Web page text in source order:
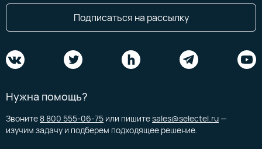
Подписаться на рассылку
Нужна помощь?
Звоните 8 800 555-06-75 или пишитеsales@selectel.ru—
изучим задачу и подберем подходящее решение.